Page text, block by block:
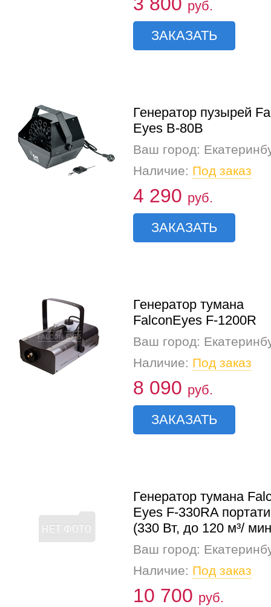
руб.
ЗАКАЗАТЬ
Генератор пузырей
Eyes B-80В
Ваш город:
Наличие: Под заказ
4 290 руб.
ЗАКАЗАТЬ
Генератор тумана
FalconEyes F-1200R
Ваш город:
Наличие: Под заказ
8 090 руб.
ЗАКАЗАТЬ
Генератор тумана
Eyes F-330RA
(330 Вт, до 120 м³/
Ваш город:
Наличие: Под заказ
10 700 руб.